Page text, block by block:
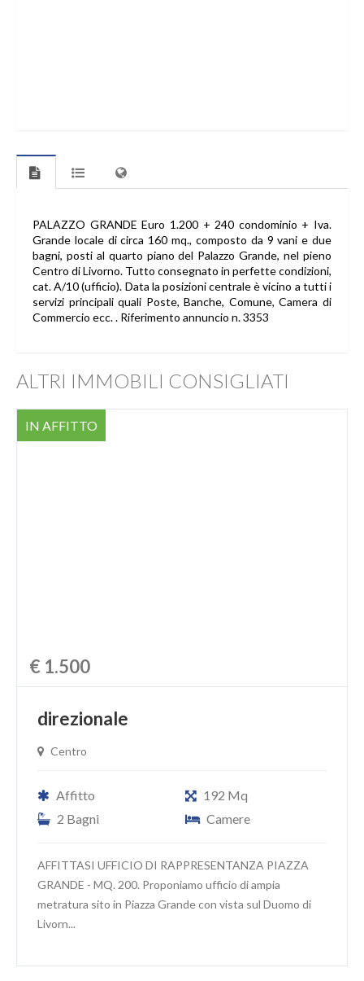
PALAZZO GRANDE Euro 1.200 + 240 condominio + Iva.
Grande locale di circa 160 mq., composto da 9 vani e due
bagni, posti al quarto piano del Palazzo Grande, nel pieno
Centro di Livorno. Tutto consegnato in perfette condizioni,
cat. A/10 (ufficio). Data la posizioni centrale è vicino a tutti i
servizi principali quali Poste, Banche, Comune, Camera di
Commercio ecc. . Riferimento annuncio n. 3353
ALTRI IMMOBILI CONSIGLIATI
IN AFFITTO
€ 1.500
direzionale
Centro
Affitto
192 Mq
2 Bagni
Camere
AFFITTASI UFFICIO DI RAPPRESENTANZA PIAZZA
GRANDE - MQ. 200. Proponiamo ufficio di ampia
metratura sito in Piazza Grande con vista sul Duomo di
Livorn...